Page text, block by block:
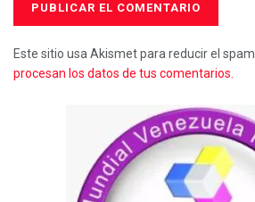
Este sitio usa Akismet para reducir el spam.
procesan los datos de tus comentarios.